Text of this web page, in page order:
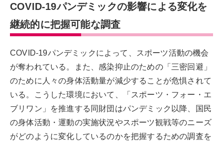
COVID-19パンデミックの影響による変化を
継続的に把握可能な調査
COVID-19パンデミックによって、スポーツ活動の機会
が奪われている。また、感染抑止のための「三密回避」
のために人々の身体活動量が減少することが危惧されて
いる。こうした環境において、「スポーツ・フォー・エ
ブリワン」を推進する同財団はパンデミック以降、国民
の身体活動・運動の実施状況やスポーツ観戦等のニーズ
がどのように変化しているのかを把握するための調査を